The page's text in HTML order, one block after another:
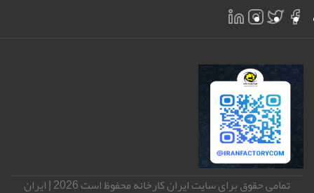
تمامی حقوق برای سایت ایران کارخانه محفوظ است 2026 | ایران